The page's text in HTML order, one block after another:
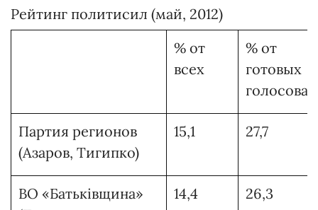
Рейтинг политисил (май, 2012)
% от
всех
% от
готовых
Партия регионов
(Азаров, Тигипко)
15,1 27,7
ВО «Батькiвщина»
14,4 26,3